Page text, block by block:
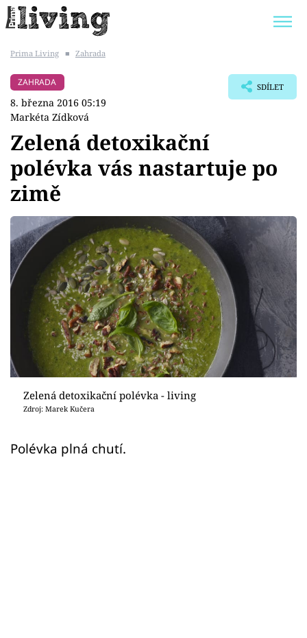
BYDLENÍ SLAVNÝCH
Témata
Bydlení
Zahrada
Design
Sledujte prima+
Přihlášení
Sledujte nás
Prima Living ■ Zahrada
ZAHRADA
8. března 2016 05:19
Markéta Zídková
SDÍLET
Zelená detoxikační
polévka vás nastartuje po
zimě
Zelená detoxikační polévka - living
Zdroj: Marek Kučera
Polévka plná chutí.